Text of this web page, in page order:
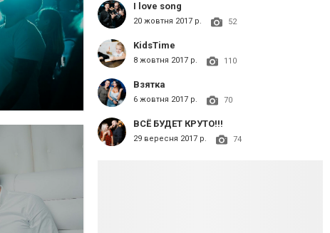
I love song
20 жовтня 2017 р. 52
KidsTime
8 жовтня 2017 р. 110
Взятка
6 жовтня 2017 р. 70
ВСЁ БУДЕТ КРУТО!!!
29 вересня 2017 р. 74